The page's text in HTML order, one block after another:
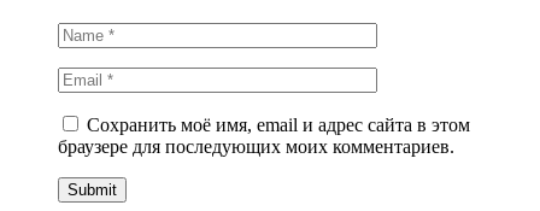
Сохранить моё имя, email и адрес сайта в этом
браузере для последующих моих комментариев.